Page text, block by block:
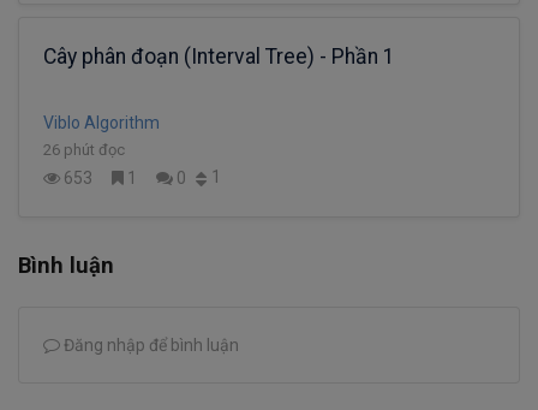
Cây phân đoạn (Interval Tree) - Phần 1
Viblo Algorithm
26 phút đọc
653 1 0 1
Bình luận
Đăng nhập để bình luận